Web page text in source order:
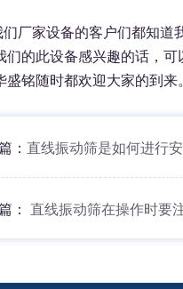
厂家设备的客户们都知道
们的此设备感兴趣的话，可
盛铭随时都欢迎大家的到来
： 直线振动筛是如何进行
： 直线振动筛在操作时要